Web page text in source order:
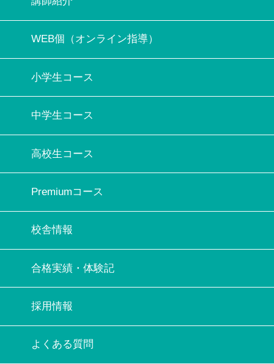
WEB個（オンライン指導）
小学生コース
中学生コース
高校生コース
Premiumコース
校舎情報
合格実績・体験記
採用情報
よくある質問